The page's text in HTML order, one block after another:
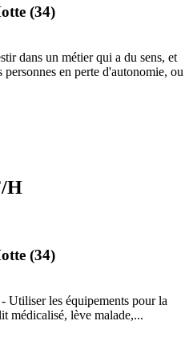
(34)
dans un métier qui a du sens, et
en perte d'autonomie, ou
H
(34)
Utiliser les équipements pour la
médicalisé, lève malade,...